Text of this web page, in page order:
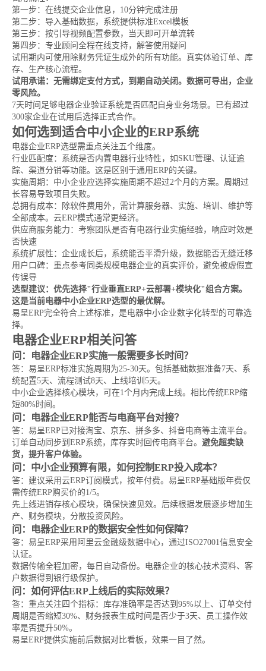
第一步：在线提交企业信息，10分钟完成注册
第二步：导入基础数据，系统提供标准Excel模板
第三步：按引导视频配置参数，当天即可开单流转
第四步：专业顾问全程在线支持，解答使用疑问
试用期内可使用除财务凭证生成外的所有功能。真实体验订单、库
存、生产核心流程。
试用承诺：无需绑定支付方式，到期自动关闭。数据可导出，企业
零风险。
7天时间足够电器企业验证系统是否匹配自身业务场景。已有超过
300家企业在试用后选择正式合作。
如何选到适合中小企业的ERP系统
电器企业ERP选型需重点关注五个维度。
行业匹配度：系统是否内置电器行业特性，如SKU管理、认证追
踪、渠道分销等功能。这是区别于通用ERP的关键。
实施周期：中小企业应选择实施周期不超过2个月的方案。周期过
长容易导致项目失败。
总拥有成本：除软件费用外，需计算服务器、实施、培训、维护等
全部成本。云ERP模式通常更经济。
供应商服务能力：考察团队是否有电器行业实施经验，响应时效是
否快速
系统扩展性：企业成长后，系统能否平滑升级，数据能否无缝迁移
用户口碑：重点参考同类规模电器企业的真实评价，避免被虚假宣
传误导
选型建议：优先选择"行业垂直ERP+云部署+模块化"组合方案。
这是当前电器中小企业ERP选型的最优解。
易呈ERP完全符合上述标准，是电器中小企业数字化转型的可靠选
择。
电器企业ERP相关问答
问：电器企业ERP实施一般需要多长时间？
答：易呈ERP标准实施周期为25-30天。包括基础数据准备7天、系
统配置5天、流程测试8天、上线培训5天。
中小企业选择核心模块，可在1个月内完成上线。相比传统ERP缩
短80%时间。
问：电器企业ERP能否与电商平台对接？
答：易呈ERP已对接淘宝、京东、拼多多、抖音电商等主流平台。
订单自动同步到ERP系统，库存实时回传电商平台。 避免超卖缺
货，提升客户体验。
问：中小企业预算有限，如何控制ERP投入成本？
答：建议采用云ERP订阅模式，按年付费。易呈ERP基础版年费仅
需传统ERP购买价的1/5。
先上线进销存核心模块，确保快速见效。后续根据发展逐步增加生
产、财务模块，分散投资风险。
问：电器企业ERP的数据安全性如何保障？
答：易呈ERP采用阿里云金融级数据中心，通过ISO27001信息安全
认证。
数据传输全程加密，每日自动备份。电器企业的核心技术资料、客
户数据得到银行级保护。
问：如何评估ERP上线后的实际效果？
答：重点关注四个指标：库存准确率是否达到95%以上、订单交付
周期是否缩短30%、财务报表生成时间是否少于3天、员工操作效
率是否提升50%。
易呈ERP提供实施前后数据对比看板，效果一目了然。